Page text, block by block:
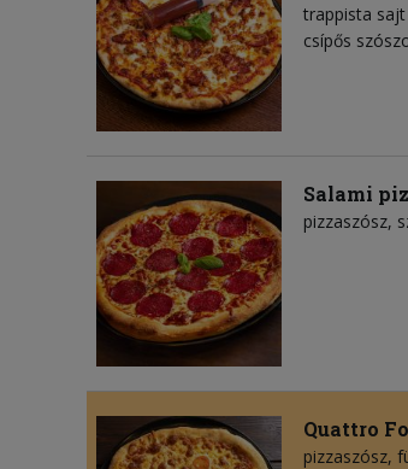
trappista sajt
csípős
Salami
pizzaszósz
Quattro
pizzaszósz